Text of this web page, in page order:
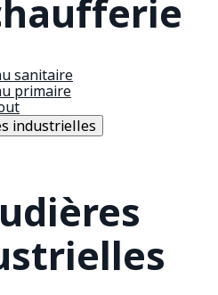
sanitaire
primaire
industrielles